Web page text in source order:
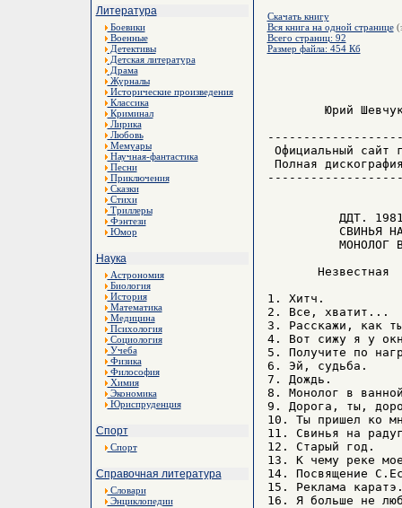
Литература
Боевики
Военные
Детективы
Детская литература
Драма
Журналы
Исторические произведения
Классика
Криминал
Лирика
Любовь
Мемуары
Научная-фантастика
Песни
Приключения
Сказки
Стихи
Триллеры
Фэнтези
Юмор
Наука
Астрономия
Биология
История
Математика
Медицина
Психология
Социология
Учеба
Физика
Философия
Химия
Экономика
Юриспруденция
Спорт
Спорт
Справочная литература
Словари
Энциклопедии
Скачать книгу
Вся книга на одной странице
Всего страниц: 92
Размер файла: 454 Кб
Юрий
Официальный
Полная
ДДТ.
СВИНЬЯ
МОНОЛОГ
Незвестная
1. Хитч.
2. Все, хватит...
3. Расскажи, как
4. Вот сижу я у
5. Получите по
6. Эй, судьба.
7. Дождь.
8. Монолог в
9. Дорога, ты,
10. Ты пришел ко
11. Свинья на
12. Старый год.
13. К чему реке
14. Посвящение
15. Реклама
16. Я больше не